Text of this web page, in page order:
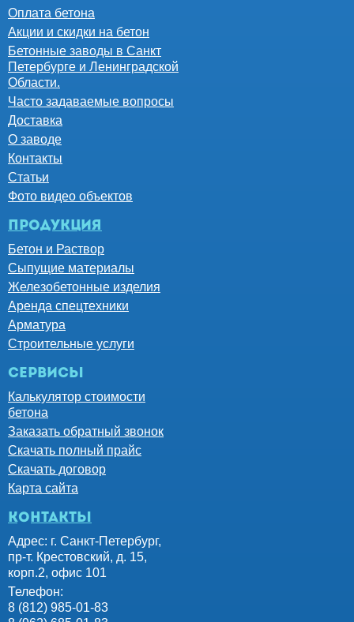
Оплата бетона
Акции и скидки на бетон
Бетонные заводы в Санкт
Петербурге и Ленинградской
Области.
Часто задаваемые вопросы
Доставка
О заводе
Контакты
Статьи
Фото видео объектов
Продукция
Бетон и Раствор
Сыпущие материалы
Железобетонные изделия
Аренда спецтехники
Арматура
Строительные услуги
Сервисы
Калькулятор стоимости
бетона
Заказать обратный звонок
Скачать полный прайс
Скачать договор
Карта сайта
контакты
Адрес: г. Санкт-Петербург,
пр-т. Крестовский, д. 15,
корп.2, офис 101
Телефон:
8 (812) 985-01-83